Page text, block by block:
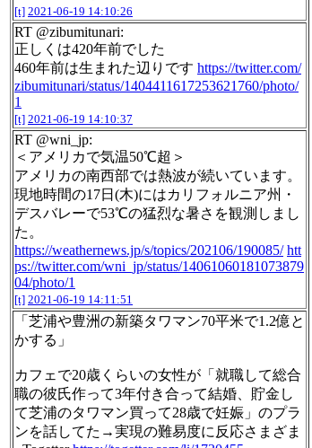
[t] 2021-06-19 14:10:26
RT @zibumitunari:
正しくは420年前でした
460年前は生まれた辺りです https://twitter.com/
zibumitunari/status/1404411617253621760/photo/
1
[t] 2021-06-19 14:10:37
RT @wni_jp:
＜アメリカで気温50℃超＞
アメリカの南西部では熱波が続いています。
現地時間の17日(木)にはカリフォルニア州・
デスバレーで53℃の猛烈な暑さを観測しまし
た。
https://weathernews.jp/s/topics/202106/190085/ htt
ps://twitter.com/wni_jp/status/14061060181073879
04/photo/1
[t] 2021-06-19 14:11:51
「芝浦や豊洲の新築タワマン70平米で1.2億と
かする」
カフェで20歳くらいの女性が「就職して総合
職の彼氏作って3年付き合って結婚、貯金し
て芝浦のタワマン買って28歳で妊娠」のプラ
ンを話してた→実現の難易度に反応さまざま